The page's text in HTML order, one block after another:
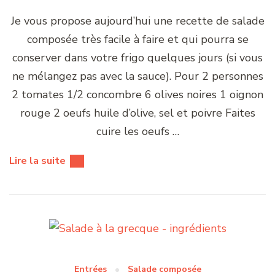
Je vous propose aujourd’hui une recette de salade
composée très facile à faire et qui pourra se
conserver dans votre frigo quelques jours (si vous
ne mélangez pas avec la sauce). Pour 2 personnes
2 tomates 1/2 concombre 6 olives noires 1 oignon
rouge 2 oeufs huile d’olive, sel et poivre Faites
cuire les oeufs …
Lire la suite
Entrées Salade composée